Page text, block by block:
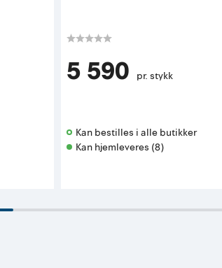
5 590 pr. stykk
Kan bestilles i alle butikker
Kan hjemleveres (8)